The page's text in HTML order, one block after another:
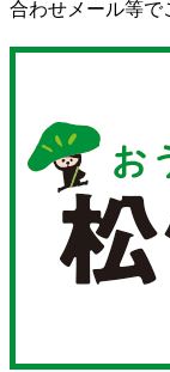
合わせメール等で